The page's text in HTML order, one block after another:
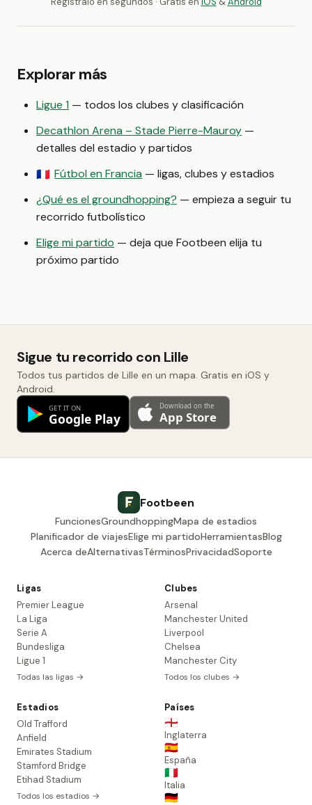
Explorar más
Ligue 1 — todos los clubes y clasificación
Decathlon Arena – Stade Pierre-Mauroy —
detalles del estadio y partidos
🇫🇷 Fútbol en Francia — ligas, clubes y estadios
¿Qué es el groundhopping? — empieza a seguir tu
recorrido futbolístico
Elige mi partido — deja que Footbeen elija tu
próximo partido
Sigue tu recorrido con Lille
Todos tus partidos de Lille en un mapa. Gratis en iOS y
Android.
Footbeen
FuncionesGroundhoppingMapa de estadios
Planificador de viajesElige mi partidoHerramientasBlog
Acerca deAlternativasTérminosPrivacidadSoporte
Ligas
Premier League
La Liga
Serie A
Bundesliga
Ligue 1
Todas las ligas →
Clubes
Arsenal
Manchester United
Liverpool
Chelsea
Manchester City
Todos los clubes →
Estadios
Old Trafford
Anfield
Emirates Stadium
Stamford Bridge
Etihad Stadium
Todos los estadios →
Países
🏴󠁧󠁢󠁥󠁮󠁧󠁿
Inglaterra
🇪🇸
España
🇮🇹
Italia
🇩🇪